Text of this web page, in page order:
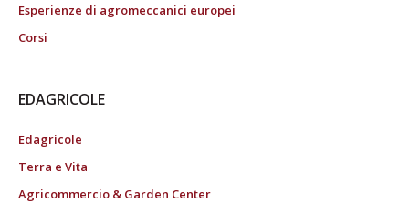
Esperienze di agromeccanici europei
Corsi
EDAGRICOLE
Edagricole
Terra e Vita
Agricommercio & Garden Center